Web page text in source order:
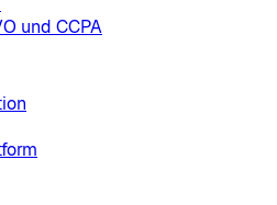
und CCPA